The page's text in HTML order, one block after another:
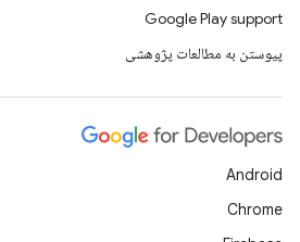
Google Play support
پیوستن به مطالعات پژوهشی
Android
Chrome